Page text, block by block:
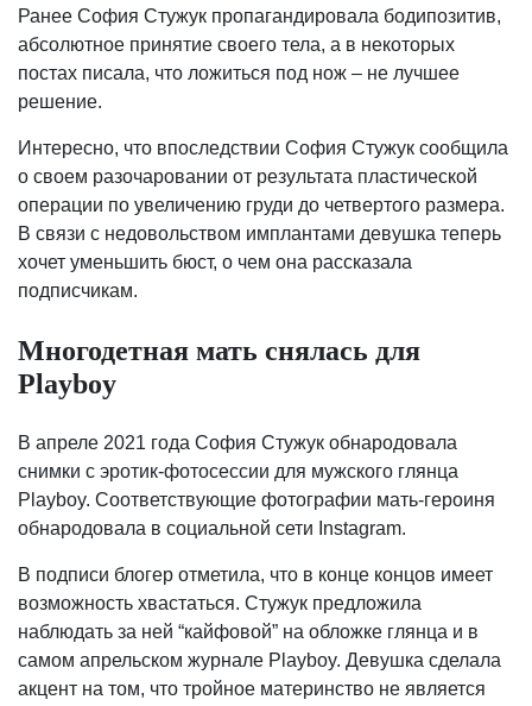
Ранее София Стужук пропагандировала бодипозитив,
абсолютное принятие своего тела, а в некоторых
постах писала, что ложиться под нож – не лучшее
решение.
Интересно, что впоследствии София Стужук сообщила
о своем разочаровании от результата пластической
операции по увеличению груди до четвертого размера.
В связи с недовольством имплантами девушка теперь
хочет уменьшить бюст, о чем она рассказала
подписчикам.
Многодетная мать снялась для
Playboy
В апреле 2021 года София Стужук обнародовала
снимки с эротик-фотосессии для мужского глянца
Playboy. Соответствующие фотографии мать-героиня
обнародовала в социальной сети Instagram.
В подписи блогер отметила, что в конце концов имеет
возможность хвастаться. Стужук предложила
наблюдать за ней “кайфовой” на обложке глянца и в
самом апрельском журнале Playboy. Девушка сделала
акцент на том, что тройное материнство не является